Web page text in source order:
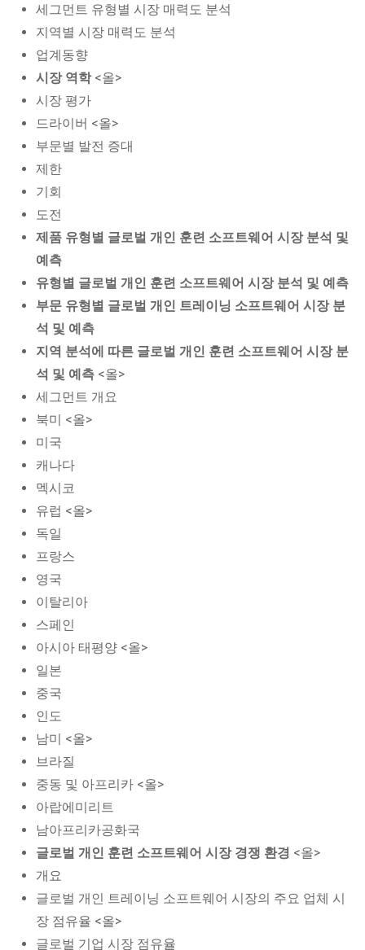
세그먼트 유형별 시장 매력도 분석
지역별 시장 매력도 분석
업계동향
시장 역학<올>
시장 평가
드라이버 <올>
부문별 발전 증대
제한
기회
도전
제품 유형별 글로벌 개인 훈련 소프트웨어 시장 분석 및
예측
유형별 글로벌 개인 훈련 소프트웨어 시장 분석 및 예측
부문 유형별 글로벌 개인 트레이닝 소프트웨어 시장 분
석 및 예측
지역 분석에 따른 글로벌 개인 훈련 소프트웨어 시장 분
석 및 예측 <올>
세그먼트 개요
북미 <올>
미국
캐나다
멕시코
유럽 <올>
독일
프랑스
영국
이탈리아
스페인
아시아 태평양 <올>
일본
중국
인도
남미 <올>
브라질
중동 및 아프리카 <올>
아랍에미리트
남아프리카공화국
글로벌 개인 훈련 소프트웨어 시장 경쟁 환경 <올>
개요
글로벌 개인 트레이닝 소프트웨어 시장의 주요 업체 시
장 점유율 <올>
글로벌 기업 시장 점유율